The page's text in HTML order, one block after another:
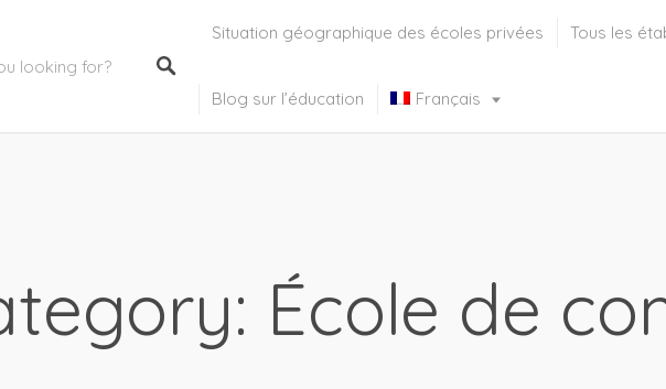
Situation géographique des écoles privées Tous les
Blog sur l’éducation Français
Русский
Russe
Español
Espagnol)
École de